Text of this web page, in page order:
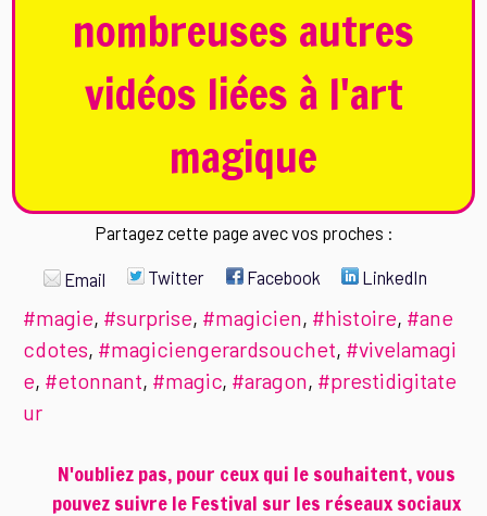
nombreuses autres
vidéos liées à l'art
magique
Partagez cette page avec vos proches :
Email Twitter Facebook LinkedIn
#magie, #surprise, #magicien, #histoire, #ane
cdotes, #magiciengerardsouchet, #vivelamagi
e, #etonnant, #magic, #aragon, #prestidigitate
ur
N'oubliez pas, pour ceux qui le souhaitent, vous
pouvez suivre le Festival sur les réseaux sociaux